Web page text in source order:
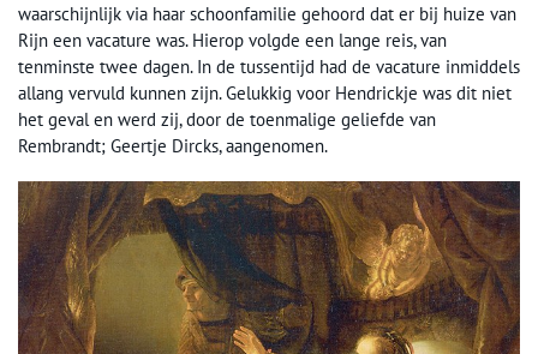
waarschijnlijk via haar schoonfamilie gehoord dat er bij huize van
Rijn een vacature was. Hierop volgde een lange reis, van
tenminste twee dagen. In de tussentijd had de vacature inmiddels
allang vervuld kunnen zijn. Gelukkig voor Hendrickje was dit niet
het geval en werd zij, door de toenmalige geliefde van
Rembrandt; Geertje Dircks, aangenomen.